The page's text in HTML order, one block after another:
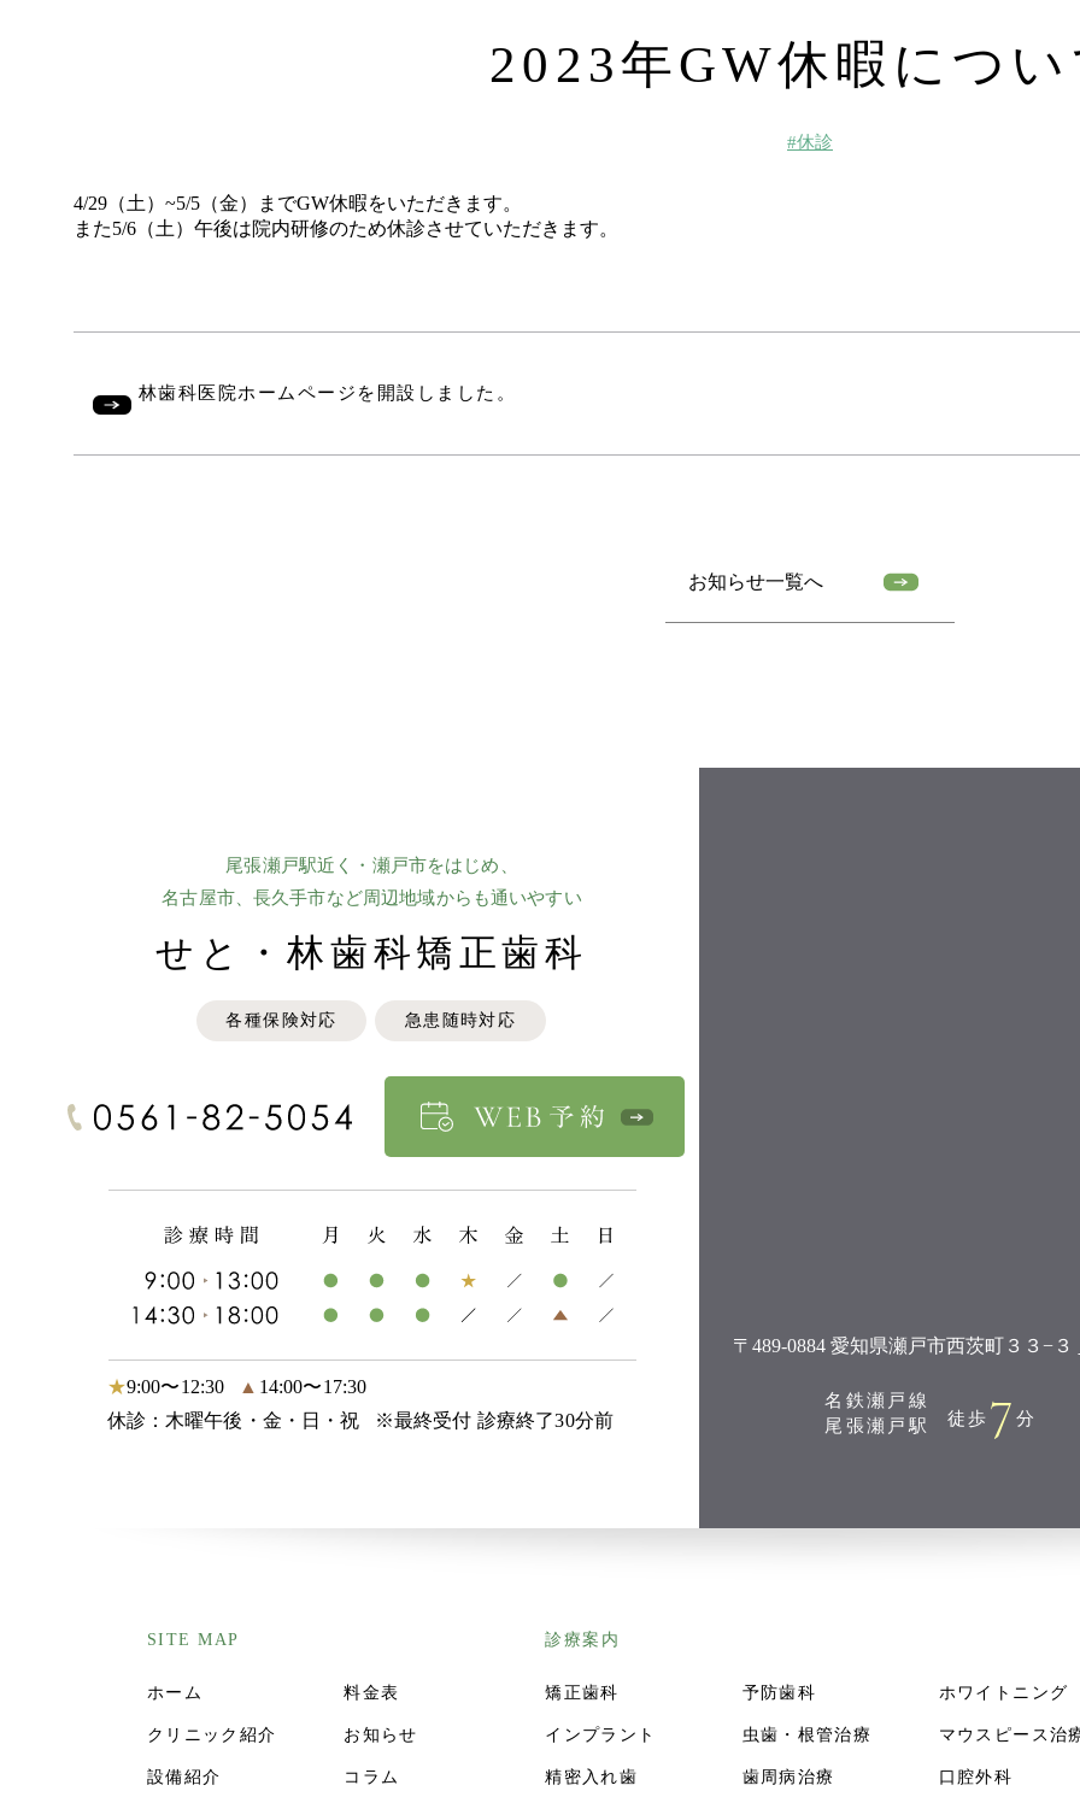
2023年GW休暇につ
#休診
4/29（土）~5/5（金）までGW休暇をいただきます。
また5/6（土）午後は院内研修のため休診させていただきます。
林歯科医院ホームページを開設しました。
お知らせ一覧へ
尾張瀬戸駅近く・瀬戸市をはじめ、
名古屋市、長久手市など周辺地域からも通いやすい
せと・林歯科矯正歯科
各種保険対応 急患随時対応
★9:00〜12:30 ▲ 14:00〜17:30
休診：木曜午後・金・日・祝
※最終受付 診療終了30分前
〒489-0884 愛知県瀬戸市西茨町３３−３
名鉄瀬戸線
尾張瀬戸駅
徒歩 7 分
SITE MAP
ホーム
クリニック紹介
設備紹介
料金表
お知らせ
コラム
診療案内
矯正歯科
インプラント
精密入れ歯
予防歯科
虫歯・根管治療
歯周病治療
ホワイトニング
マウスピース治
口腔外科